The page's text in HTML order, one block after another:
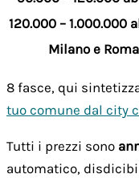
120.000 – 1.000.000
Milano e Roma
8 fasce, qui
tuo comune dal city
Tutti i prezzi sono
automatico,